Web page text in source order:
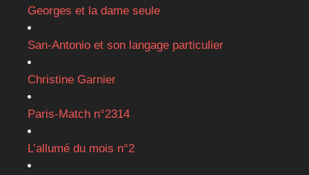
Georges et la dame seule
San-Antonio et son langage particulier
Christine Garnier
Paris-Match n°2314
L’allumé du mois n°2